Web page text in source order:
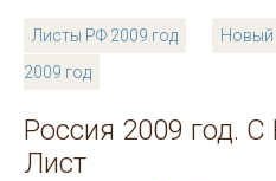
Листы РФ 2009 год Новый
2009 год
Россия 2009 год.
Лист